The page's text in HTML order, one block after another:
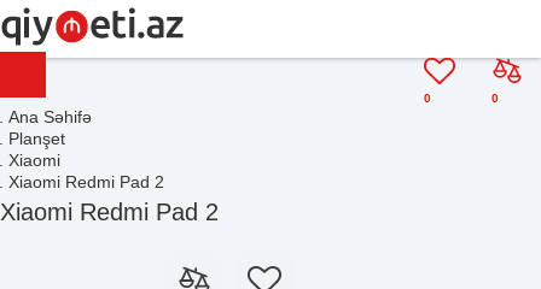
0
0
Ana Səhifə
Planşet
Xiaomi
Xiaomi Redmi Pad 2
Xiaomi Redmi Pad 2